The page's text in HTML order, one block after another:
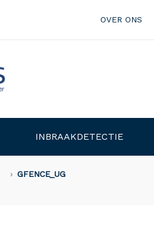
OVER ONS
INBRAAKDETECTIE
GFENCE_UG